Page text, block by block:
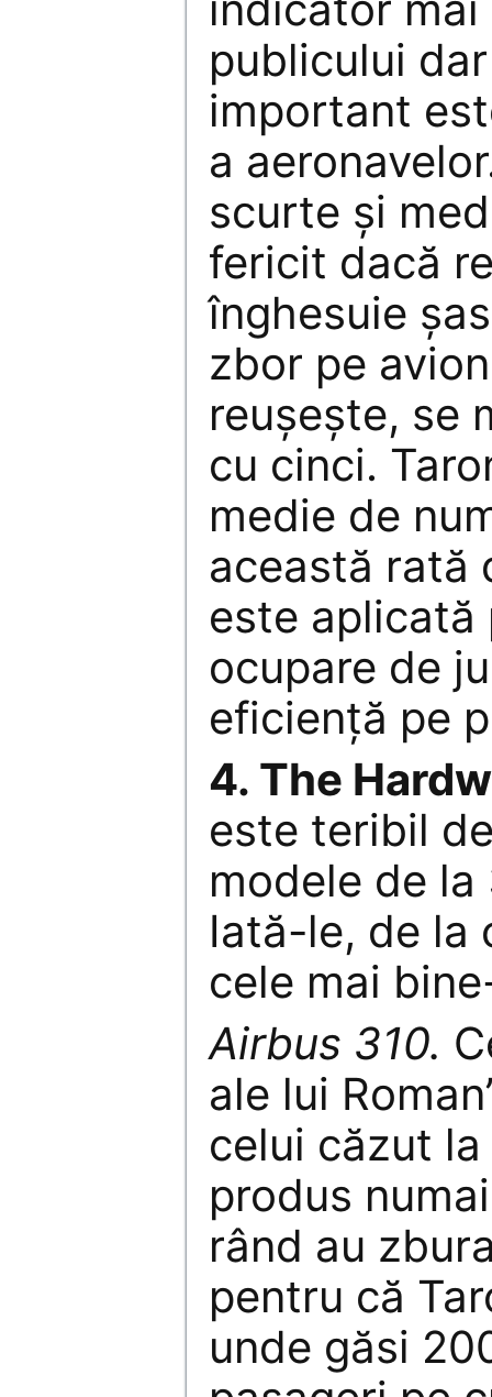
publicului
important
a
scurte şi
fericit dacă
înghesuie
zbor pe
reuşeşte, se
cu cinci.
medie de
această rată
este aplicată
ocupare de
eficienţă pe
4. The
este teribil
modele de
Iată-le, de la
cele mai
Airbus 310.
ale lui
celui căzut
produs
rând au
pentru că
unde găsi